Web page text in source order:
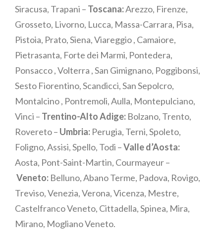
Siracusa, Trapani – Toscana:Arezzo, Firenze,
Grosseto, Livorno, Lucca, Massa-Carrara, Pisa,
Pistoia, Prato, Siena, Viareggio , Camaiore,
Pietrasanta, Forte dei Marmi, Pontedera,
Ponsacco , Volterra , San Gimignano, Poggibonsi,
Sesto Fiorentino, Scandicci, San Sepolcro,
Montalcino , Pontremoli, Aulla, Montepulciano,
Vinci – Trentino-Alto Adige: Bolzano, Trento,
Rovereto – Umbria: Perugia, Terni, Spoleto,
Foligno, Assisi, Spello, Todi –Valle d’Aosta:
Aosta, Pont-Saint-Martin, Courmayeur –
Veneto: Belluno, Abano Terme, Padova, Rovigo,
Treviso, Venezia, Verona, Vicenza, Mestre,
Castelfranco Veneto, Cittadella, Spinea, Mira,
Mirano, Mogliano Veneto.